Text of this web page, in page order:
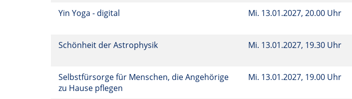
Yin Yoga - digital Mi. 13.01.2027, 20.00 Uhr
Schönheit der Astrophysik Mi. 13.01.2027, 19.30 Uhr
Selbstfürsorge für Menschen, die Angehörige
zu Hause pflegen
Mi. 13.01.2027, 19.00 Uhr